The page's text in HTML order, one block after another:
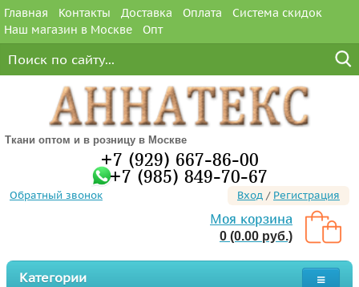
Главная Контакты Доставка Оплата
Система скидок
Наш магазин в Москве
Опт
Ткани оптом и в розницу в Москве
+7 (929) 667-86-00
+7 (985) 849-70-67
Обратный звонок Вход / Регистрация
Моя корзина
0 (0.00 руб.)
Категории